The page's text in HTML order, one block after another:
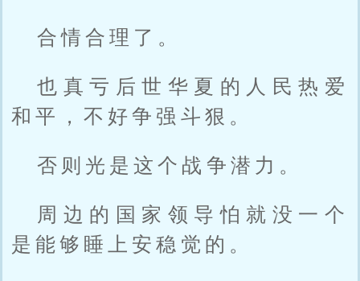
合情合理了。
也真亏后世华夏的人民热爱
和平，不好争强斗狠。
否则光是这个战争潜力。
周边的国家领导怕就没一个
是能够睡上安稳觉的。